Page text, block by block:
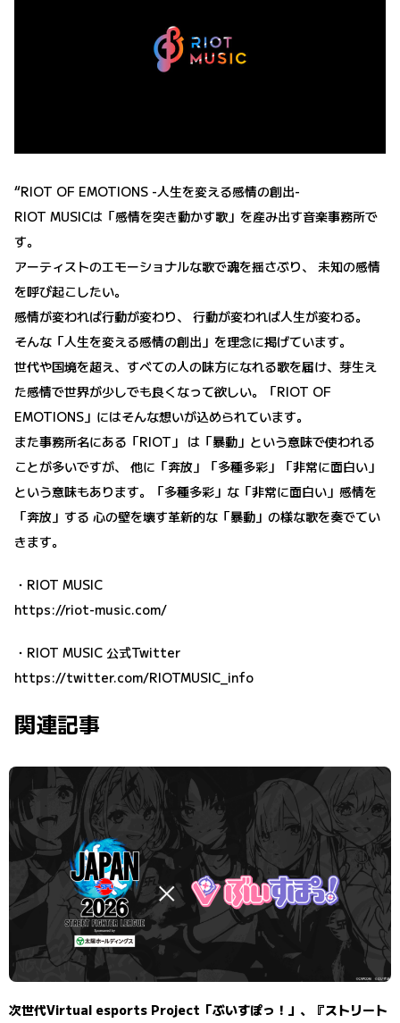
“RIOT OF EMOTIONS -人生を変える感情の創出-
RIOT MUSICは「感情を突き動かす歌」を産み出す音楽事務所で
す。
アーティストのエモーショナルな歌で魂を揺さぶり、 未知の感情
を呼び起こしたい。
感情が変われば行動が変わり、 行動が変われば人生が変わる。
そんな「人生を変える感情の創出」を理念に掲げています。
世代や国境を超え、すべての人の味方になれる歌を届け、芽生え
た感情で世界が少しでも良くなって欲しい。「RIOT OF
EMOTIONS」にはそんな想いが込められています。
また事務所名にある「RIOT」 は「暴動」という意味で使われる
ことが多いですが、 他に「奔放」「多種多彩」「非常に面白い」
という意味もあります。「多種多彩」な「非常に面白い」感情を
「奔放」する 心の壁を壊す革新的な「暴動」の様な歌を奏でてい
きます。
・RIOT MUSIC
https://riot-music.com/
・RIOT MUSIC 公式Twitter
https://twitter.com/RIOTMUSIC_info
関連記事
次世代Virtual esports Project「ぶいすぽっ！」、『ストリート